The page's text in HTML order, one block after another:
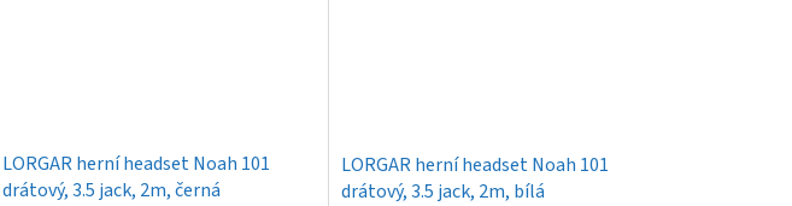
LORGAR herní headset Noah 101
drátový, 3.5 jack, 2m, černá
LORGAR herní headset Noah 101
drátový, 3.5 jack, 2m, bílá